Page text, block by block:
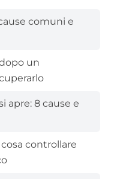
comuni e
un
apre: 8 cause e
controllare